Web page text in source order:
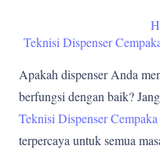
Teknisi Dispenser
Apakah dispenser Anda
berfungsi dengan baik?
Teknisi Dispenser
terpercaya untuk semua